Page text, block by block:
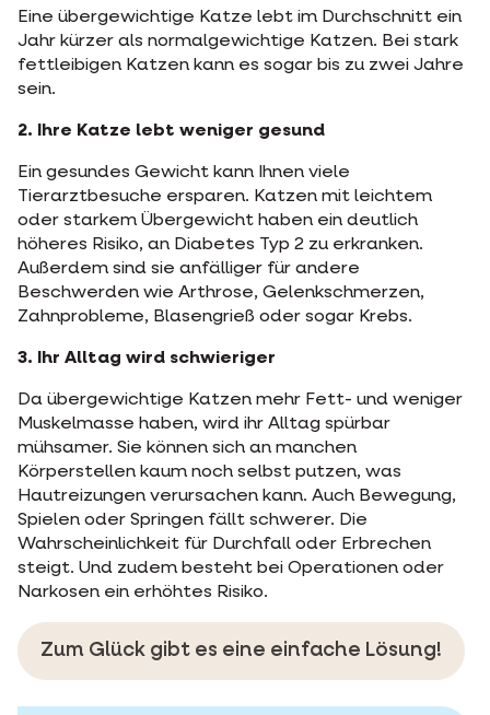
Eine übergewichtige Katze lebt im Durchschnitt ein
Jahr kürzer als normalgewichtige Katzen. Bei stark
fettleibigen Katzen kann es sogar bis zu zwei Jahre
sein.
2. Ihre Katze lebt weniger gesund
Ein gesundes Gewicht kann Ihnen viele
Tierarztbesuche ersparen. Katzen mit leichtem
oder starkem Übergewicht haben ein deutlich
höheres Risiko, an Diabetes Typ 2 zu erkranken.
Außerdem sind sie anfälliger für andere
Beschwerden wie Arthrose, Gelenkschmerzen,
Zahnprobleme, Blasengrieß oder sogar Krebs.
3. Ihr Alltag wird schwieriger
Da übergewichtige Katzen mehr Fett- und weniger
Muskelmasse haben, wird ihr Alltag spürbar
mühsamer. Sie können sich an manchen
Körperstellen kaum noch selbst putzen, was
Hautreizungen verursachen kann. Auch Bewegung,
Spielen oder Springen fällt schwerer. Die
Wahrscheinlichkeit für Durchfall oder Erbrechen
steigt. Und zudem besteht bei Operationen oder
Narkosen ein erhöhtes Risiko.
Zum Glück gibt es eine einfache Lösung!